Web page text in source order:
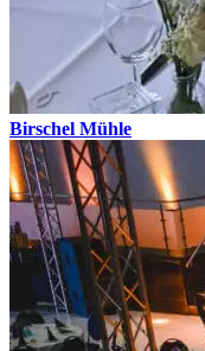
Birschel Mühle